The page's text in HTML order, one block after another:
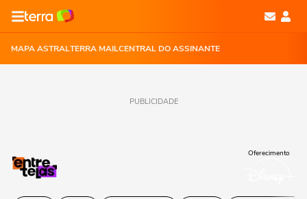
MAPA ASTRALTERRA MAILCENTRAL DO ASSINANTE
PUBLICIDADE
Oferecimento